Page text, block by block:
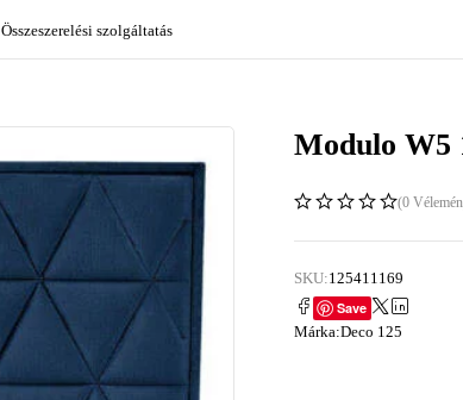
Összeszerelési szolgáltatás
Modulo W5
(0
SKU:125411169
Save
Márka:Deco 125